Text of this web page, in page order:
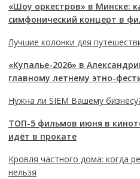
«Шоу оркестров» в Минске:
симфонический концерт в
Лучшие колонки для
«Купалье-2026» в
главному летнему этно-
Нужна ли SIEM Вашему
ТОП-5 фильмов июня в
идёт в прокате
Кровля частного дома: когда
нельзя